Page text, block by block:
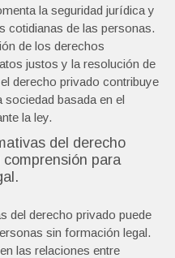
la seguridad jurídica y
cotidianas de las personas.
de los derechos
justos y la resolución de
derecho privado contribuye
basada en el
la ley.
del derecho
para
del derecho privado puede
sin formación legal.
las relaciones entre